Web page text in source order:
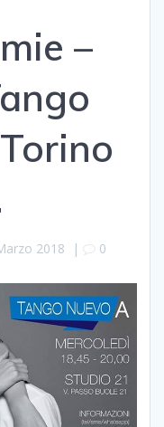
–
2018 | 0